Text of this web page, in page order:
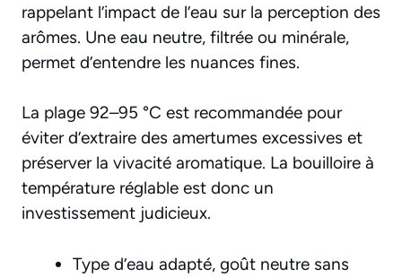
rappelant l’impact de l’eau sur la perception des
arômes. Une eau neutre, filtrée ou minérale,
permet d’entendre les nuances fines.
La plage 92–95 °C est recommandée pour
éviter d’extraire des amertumes excessives et
préserver la vivacité aromatique. La bouilloire à
température réglable est donc un
investissement judicieux.
Type d’eau adapté, goût neutre sans